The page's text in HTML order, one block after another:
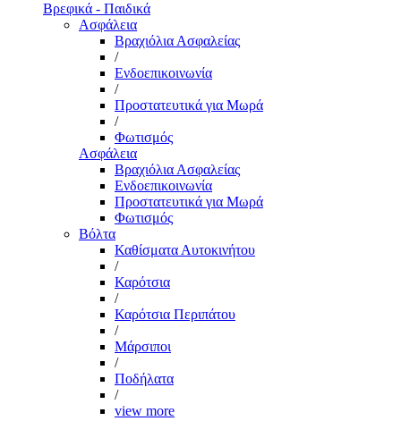
Βρεφικά - Παιδικά
Ασφάλεια
Βραχιόλια Ασφαλείας
/
Ενδοεπικοινωνία
/
Προστατευτικά για Μωρά
/
Φωτισμός
Ασφάλεια
Βραχιόλια Ασφαλείας
Ενδοεπικοινωνία
Προστατευτικά για Μωρά
Φωτισμός
Βόλτα
Καθίσματα Αυτοκινήτου
/
Καρότσια
/
Καρότσια Περιπάτου
/
Μάρσιποι
/
Ποδήλατα
/
view more